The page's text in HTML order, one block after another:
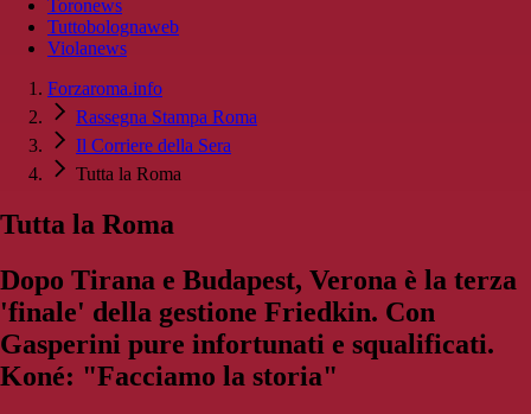
Toronews
Tuttobolognaweb
Violanews
Forzaroma.info
Rassegna Stampa Roma
Il Corriere della Sera
Tutta la Roma
Tutta la Roma
Dopo Tirana e Budapest, Verona è la terza
'finale' della gestione Friedkin. Con
Gasperini pure infortunati e squalificati.
Koné: "Facciamo la storia"